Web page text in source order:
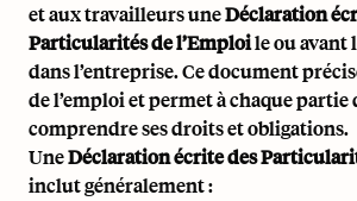
et aux travailleurs uneDéclaration
Particularités de l’Emploile ou avant
dans l’entreprise. Ce document
de l’emploi et permet à chaque partie
comprendre ses droits et obligations.
UneDéclaration écrite des
inclut généralement :